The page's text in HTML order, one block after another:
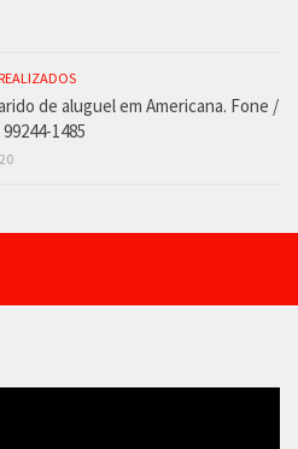
de aluguel em Americana. Fone /
1485